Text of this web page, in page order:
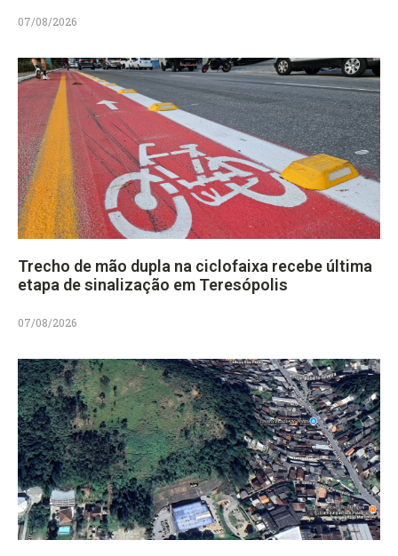
07/08/2026
Trecho de mão dupla na ciclofaixa recebe última
etapa de sinalização em Teresópolis
07/08/2026